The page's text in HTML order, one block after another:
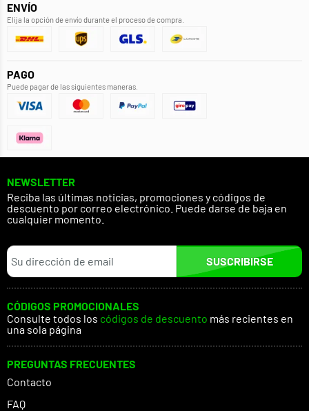
ENVÍO
Elija la opción de envío durante el proceso de compra.
PAGO
Puede pagar de las siguientes maneras.
NEWSLETTER
Reciba las últimas noticias, promociones y códigos de
descuento por correo electrónico. Puede darse de baja en
cualquier momento.
SUSCRIBIRSE
CÓDIGOS PROMOCIONALES
Consulte todos los códigos de descuento más recientes en
una sola página
PREGUNTAS FRECUENTES
Contacto
FAQ